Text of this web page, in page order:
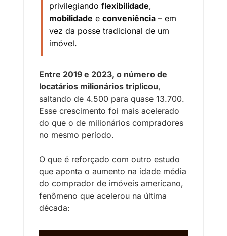
privilegiando flexibilidade
mobilidade e conveniência – em
vez da posse tradicional de um
imóvel.
Entre 2019 e 2023, o número de
locatários milionários triplicou,
saltando de 4.500 para quase 13.700.
Esse crescimento foi mais acelerado
do que o de milionários compradores
no mesmo período.
O que é reforçado com outro estudo
que aponta o aumento na idade média
do comprador de imóveis americano,
fenômeno que acelerou na última
década: